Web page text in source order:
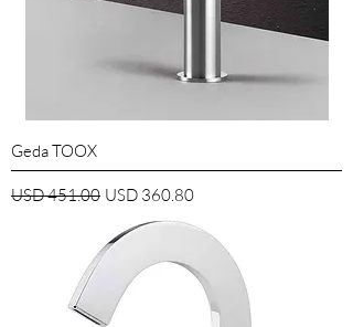
Geda TOOX
Precio
USD 451.00 Precio de oferta
USD 360.80